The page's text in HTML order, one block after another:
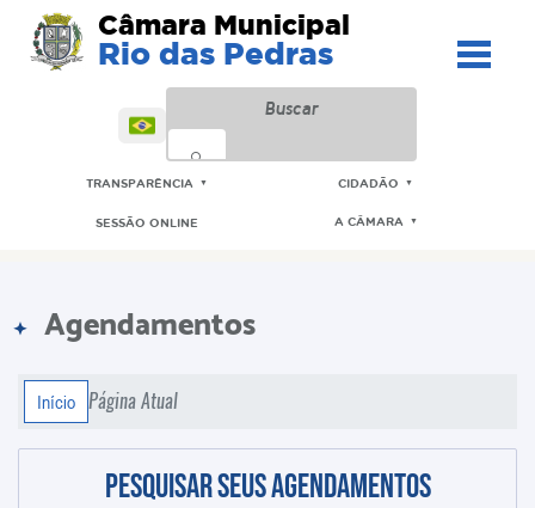
Câmara Municipal
Rio das Pedras
TRANSPARÊNCIA ▼ CIDADÃO ▼
SESSÃO ONLINE A CÂMARA ▼
Agendamentos
Início Página Atual
Pesquisar seus agendamentos